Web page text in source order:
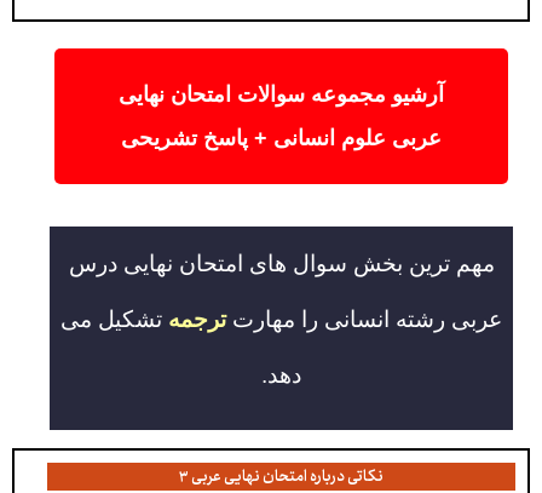
آرشیو مجموعه سوالات امتحان نهایی
عربی علوم انسانی + پاسخ تشریحی
مهم ترین بخش سوال های امتحان نهایی درس
عربی رشته انسانی را مهارتترجمه تشکیل می
دهد.
نکاتی درباره امتحان نهایی عربی ۳